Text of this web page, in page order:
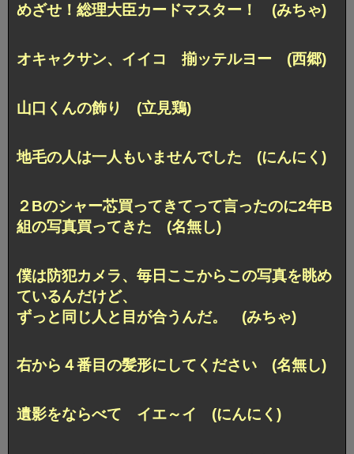
めざせ！総理大臣カードマスター！ (みちゃ)
オキャクサン、イイコ 揃ッテルヨー (西郷)
山口くんの飾り (立見鶏)
地毛の人は一人もいませんでした (にんにく)
２Bのシャー芯買ってきてって言ったのに2年B
組の写真買ってきた (名無し)
僕は防犯カメラ、毎日ここからこの写真を眺め
ているんだけど、
ずっと同じ人と目が合うんだ。 (みちゃ)
右から４番目の髪形にしてください (名無し)
遺影をならべて イエ～イ (にんにく)